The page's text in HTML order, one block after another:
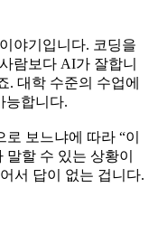
야기입니다. 코딩을
람보다 AI가 잘합니
. 대학 수준의 수업에
능합니다.
보느냐에 따라 “이
할 수 있는 상황이
서 답이 없는 겁니다.